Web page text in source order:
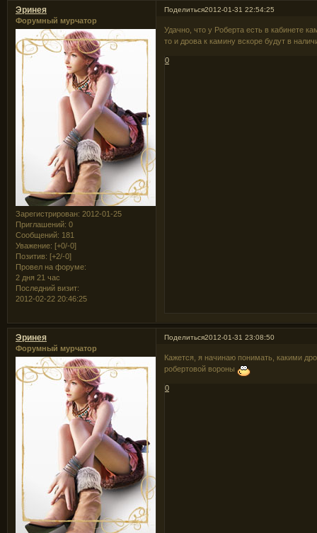
Поделиться2012-01-31 22:54:25
Эринея
Форумный мурчатор
Зарегистрирован: 2012-01-25
Приглашений: 0
Сообщений: 181
Уважение: [+0/-0]
Позитив: [+2/-0]
Провел на форуме:
2 дня 21 час
Последний визит:
2012-02-22 20:46:25
Удачно, что у Роберта есть в кабинете
то и дрова к камину вскоре будут в
0
Поделиться2012-01-31 23:08:50
Эринея
Форумный мурчатор
Кажется, я начинаю понимать, какими
робертовой вороны
0